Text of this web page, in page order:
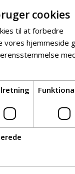
og Trimmere
cookies
til at forbedre
vores hjemmeside